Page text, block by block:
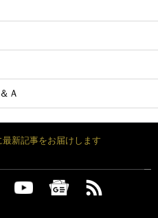
Ａ
新記事をお届けします